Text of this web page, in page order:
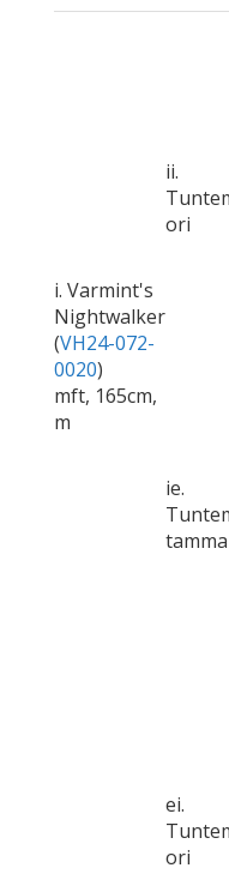
i. Varmint's
Nightwalker
(VH24-072-
0020)
mft, 165cm,
m
ii.
ori
ie.
tamma
ei.
ori